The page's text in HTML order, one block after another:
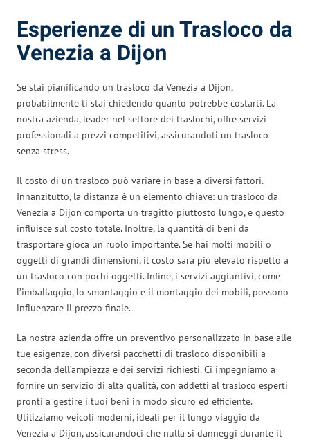
Esperienze di un Trasloco da
Venezia a Dijon
Se stai pianificando un trasloco da Venezia a Dijon,
probabilmente ti stai chiedendo quanto potrebbe costarti. La
nostra azienda, leader nel settore dei traslochi, offre servizi
professionali a prezzi competitivi, assicurandoti un trasloco
senza stress.
Il costo di un trasloco può variare in base a diversi fattori.
Innanzitutto, la distanza è un elemento chiave: un trasloco da
Venezia a Dijon comporta un tragitto piuttosto lungo, e questo
influisce sul costo totale. Inoltre, la quantità di beni da
trasportare gioca un ruolo importante. Se hai molti mobili o
oggetti di grandi dimensioni, il costo sarà più elevato rispetto a
un trasloco con pochi oggetti. Infine, i servizi aggiuntivi, come
l’imballaggio, lo smontaggio e il montaggio dei mobili, possono
influenzare il prezzo finale.
La nostra azienda offre un preventivo personalizzato in base alle
tue esigenze, con diversi pacchetti di trasloco disponibili a
seconda dell’ampiezza e dei servizi richiesti. Ci impegniamo a
fornire un servizio di alta qualità, con addetti al trasloco esperti
pronti a gestire i tuoi beni in modo sicuro ed efficiente.
Utilizziamo veicoli moderni, ideali per il lungo viaggio da
Venezia a Dijon, assicurandoci che nulla si danneggi durante il